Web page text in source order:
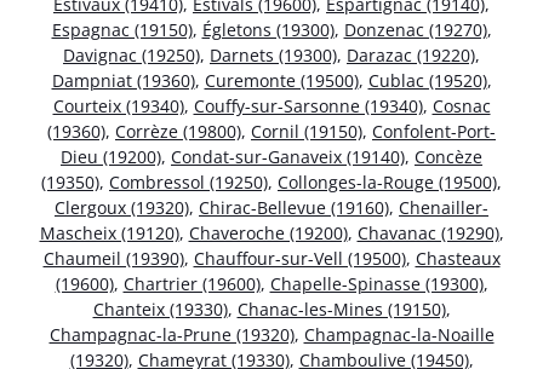
Espagnac (19150), Égletons (19300), Donzenac (19270),
Davignac (19250), Darnets (19300), Darazac (19220),
Dampniat (19360), Curemonte (19500), Cublac (19520),
Courteix (19340), Couffy-sur-Sarsonne (19340), Cosnac
(19360), Corrèze (19800), Cornil (19150), Confolent-Port-
Dieu (19200), Condat-sur-Ganaveix (19140), Concèze
(19350), Combressol (19250), Collonges-la-Rouge (19500),
Clergoux (19320), Chirac-Bellevue (19160), Chenailler-
Mascheix (19120), Chaveroche (19200), Chavanac (19290),
Chaumeil (19390), Chauffour-sur-Vell (19500), Chasteaux
(19600), Chartrier (19600), Chapelle-Spinasse (19300),
Chanteix (19330), Chanac-les-Mines (19150),
Champagnac-la-Prune (19320), Champagnac-la-Noaille
(19320), Chameyrat (19330), Chamboulive (19450),